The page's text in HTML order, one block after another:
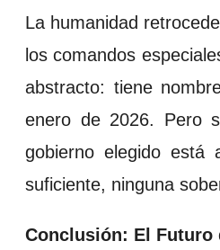
La humanidad
los comandos
abstracto: tiene
enero de 2026. Pero
gobierno elegido está
suficiente, ninguna
Conclusión: El Futuro